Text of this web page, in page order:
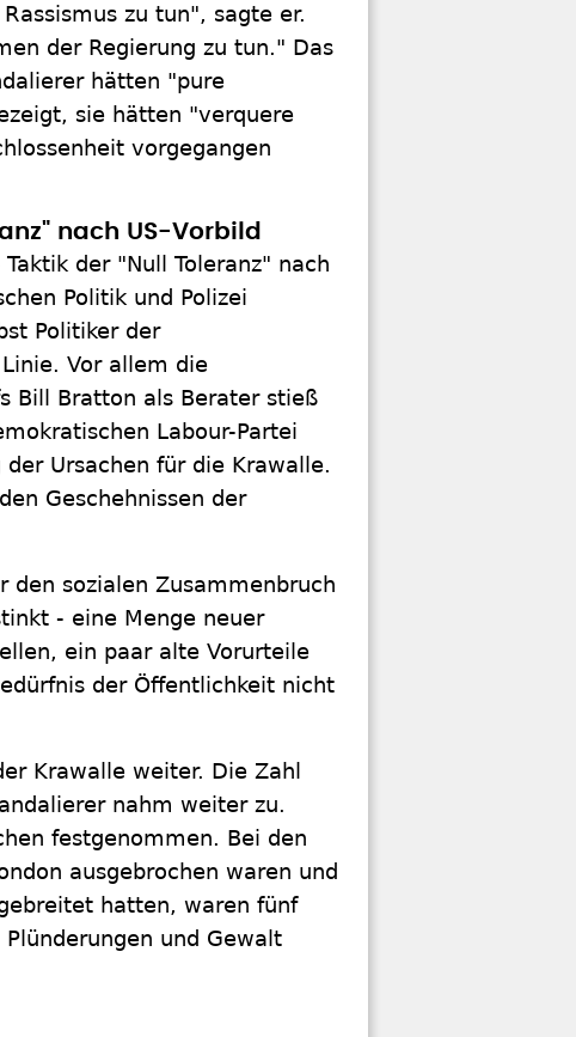
zu tun", sagte er.
der Regierung zu tun." Das
hätten "pure
sie hätten "verquere
vorgegangen
nach US-Vorbild
der "Null Toleranz" nach
Politik und Polizei
Politiker der
Vor allem die
Bill Bratton als Berater stieß
Labour-Partei
Ursachen für die Krawalle.
Geschehnissen der
den sozialen Zusammenbruch
- eine Menge neuer
ein paar alte Vorurteile
der Öffentlichkeit nicht
Krawalle weiter. Die Zahl
nahm weiter zu.
festgenommen. Bei den
ausgebrochen waren und
hatten, waren fünf
und Gewalt